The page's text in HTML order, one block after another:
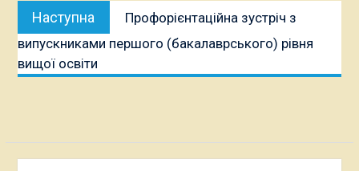
Наступна
Наступна
публікація:
Профорієнтаційна зустріч з
випускниками першого (бакалаврського) рівня
вищої освіти